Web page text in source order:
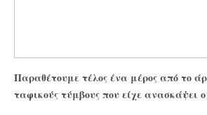
Παραθέτουμε τέλος ένα μέρος από το
ταφικούς τύμβους που είχε ανασκάψει